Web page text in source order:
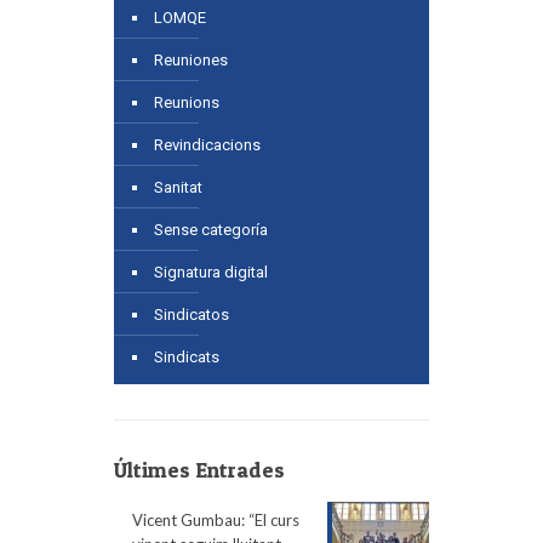
LOMQE
Reuniones
Reunions
Revindicacions
Sanitat
Sense categoría
Signatura digital
Sindicatos
Sindicats
Últimes Entrades
Vicent Gumbau: “El curs